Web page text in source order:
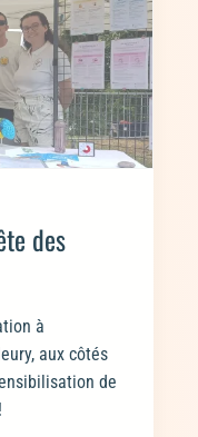
des
à
aux côtés
de